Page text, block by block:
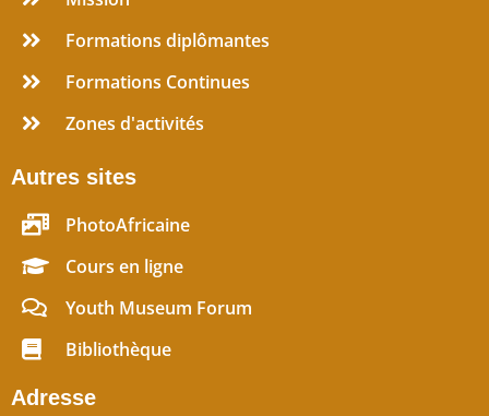
Formations diplômantes
Formations Continues
Zones d'activités
Autres sites
PhotoAfricaine
Cours en ligne
Youth Museum Forum
Bibliothèque
Adresse